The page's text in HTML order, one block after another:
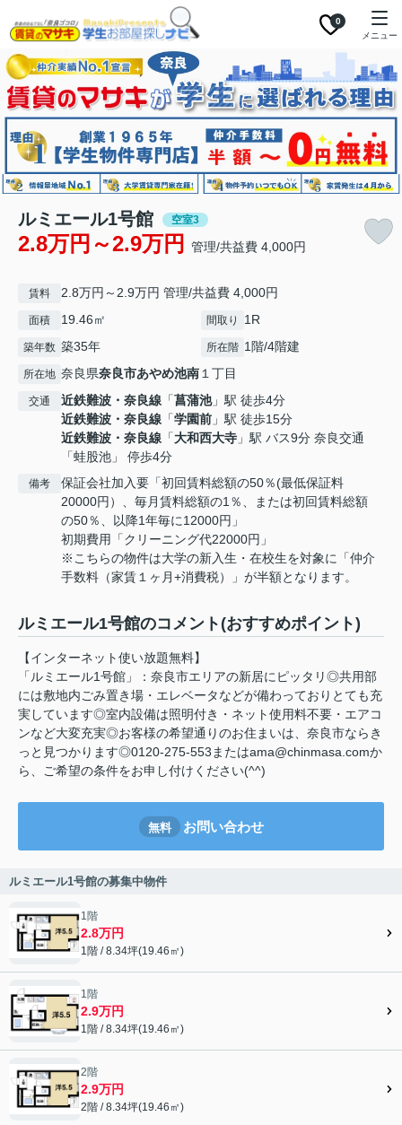
0
メニュー
ルミエール1号館 空室3
2.8万円～2.9万円 管理/共益費 4,000円
賃料 2.8万円～2.9万円 管理/共益費 4,000円
面積 19.46㎡ 間取り 1R
築年数 築35年 所在階 1階/4階建
所在地 奈良県奈良市あやめ池南 １丁目
交通 近鉄難波・奈良線 「菖蒲池」駅 徒歩4分
近鉄難波・奈良線 「学園前 」駅 徒歩15分
近鉄難波・奈良線 「大和西大寺 」駅 バス9分 奈良交通
「蛙股池」 停歩4分
備考
保証会社加入要「初回賃料総額の50％(最低保証料
20000円）、毎月賃料総額の1％、または初回賃料総額
の50％、以降1年毎に12000円」
初期費用「クリーニング代22000円」
※こちらの物件は大学の新入生・在校生を対象に「仲介
手数料（家賃１ヶ月+消費税）」が半額となります。
ルミエール1号館のコメント(おすすめポイント)
【インターネット使い放題無料】
「ルミエール1号館」：奈良市エリアの新居にピッタリ◎共用部
には敷地内ごみ置き場・エレベータなどが備わっておりとても充
実しています◎室内設備は照明付き・ネット使用料不要・エアコ
ンなど大変充実◎お客様の希望通りのお住まいは、奈良市ならき
っと見つかります◎0120-275-553またはama@chinmasa.comか
ら、ご希望の条件をお申し付けください(^^)
無料 お問い合わせ
ルミエール1号館の募集中物件
1階
2.8万円
1階 / 8.34坪(19.46㎡)
1階
2.9万円
1階 / 8.34坪(19.46㎡)
2階
2.9万円
2階 / 8.34坪(19.46㎡)